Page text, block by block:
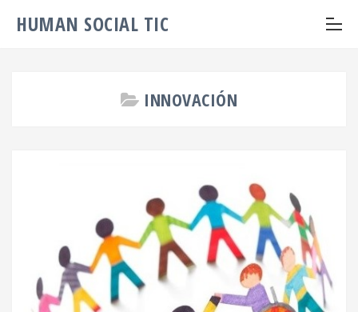
HUMAN SOCIAL TIC
INNOVACIÓN